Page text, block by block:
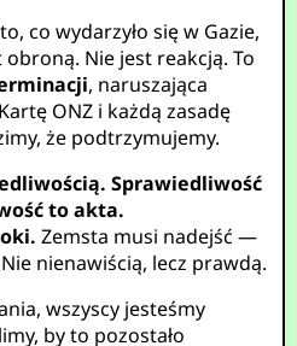
co wydarzyło się w Gazie,
Nie jest reakcją. To
, naruszająca
ONZ i każdą zasadę
że podtrzymujemy.
Sprawiedliwość
to akta.
Zemsta musi nadejść —
nienawiścią, lecz prawdą.
wszyscy jesteśmy
by to pozostało